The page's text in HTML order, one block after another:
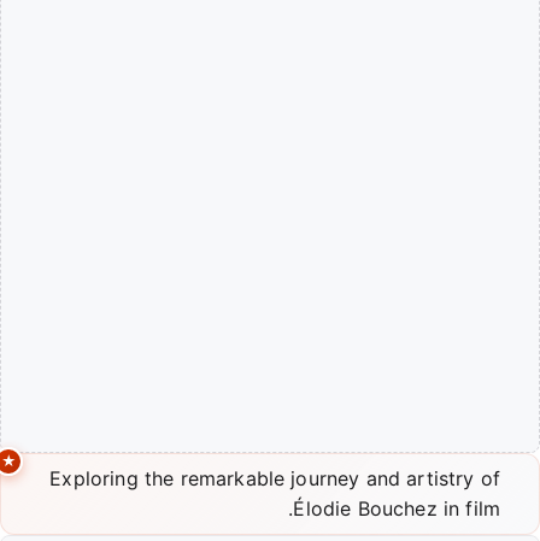
Exploring the remarkable journey and artistry of
Élodie Bouchez in film.